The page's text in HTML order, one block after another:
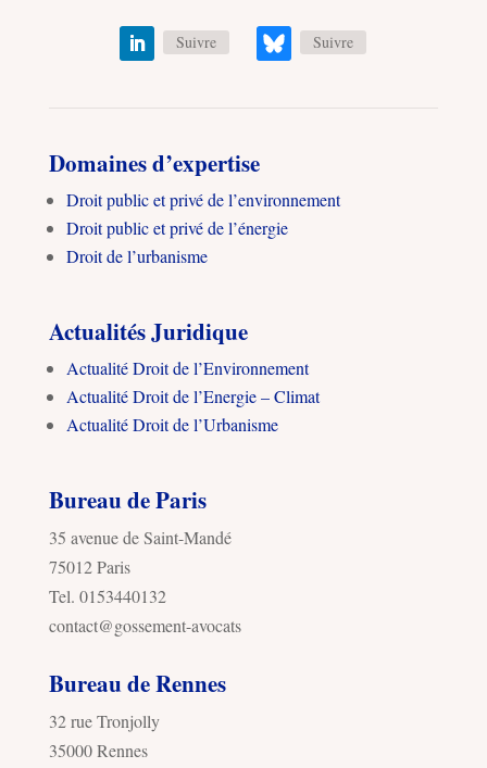
Suivre Suivre
Domaines d’expertise
Droit public et privé de l’environnement
Droit public et privé de l’énergie
Droit de l’urbanisme
Actualités Juridique
Actualité Droit de l’Environnement
Actualité Droit de l’Energie – Climat
Actualité Droit de l’Urbanisme
Bureau de Paris
35 avenue de Saint-Mandé
75012 Paris
Tel. 0153440132
contact@gossement-avocats
Bureau de Rennes
32 rue Tronjolly
35000 Rennes